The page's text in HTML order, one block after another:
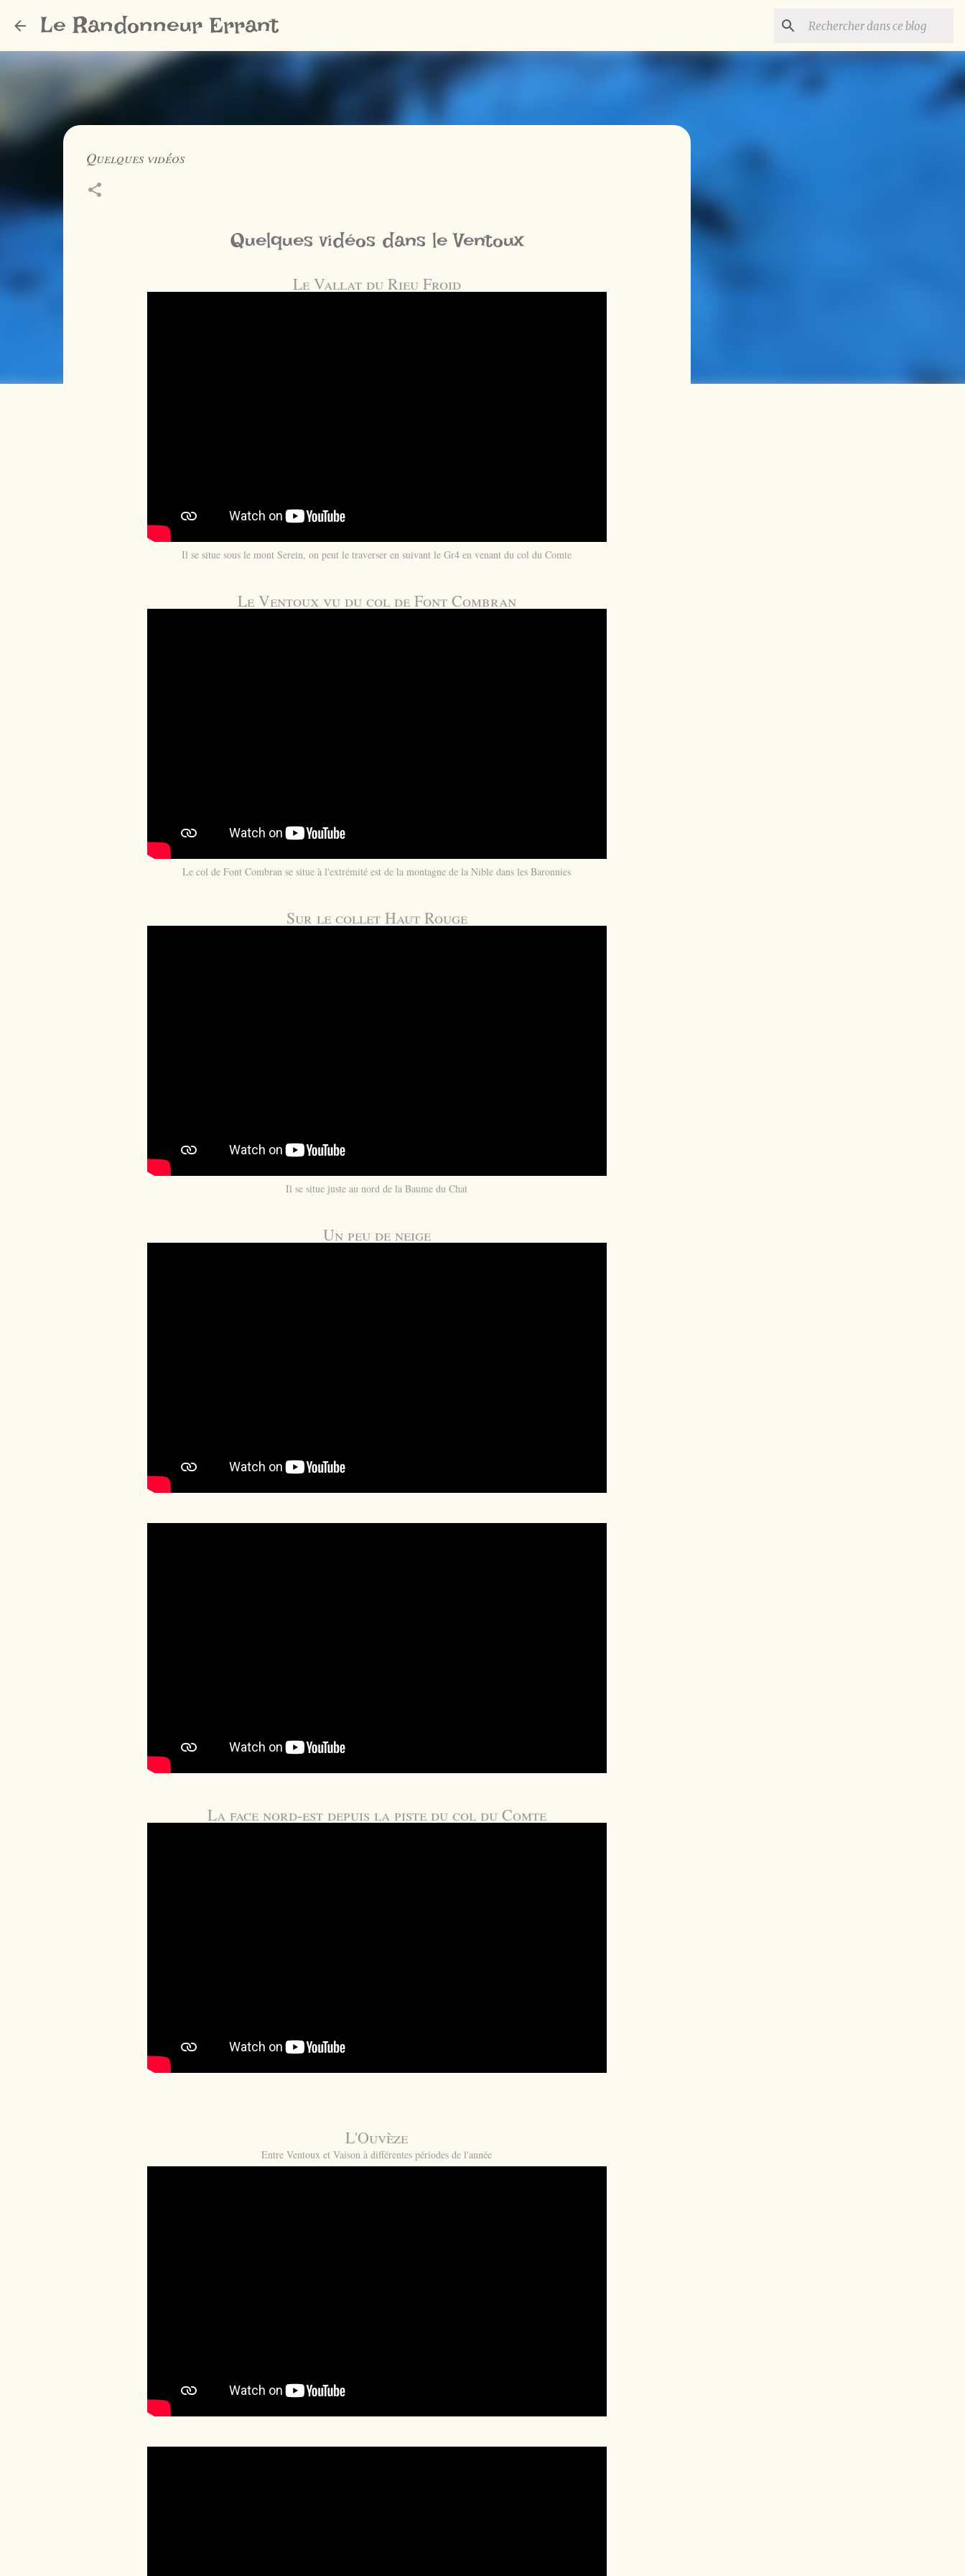
Le Randonneur Errant
Quelques vidéos
Quelques vidéos dans le Ventoux
Le Vallat du Rieu Froid
Il se situe sous le mont Serein, on peut le traverser en suivant le Gr4 en venant du col du Comte
Le Ventoux vu du col de Font Combran
Le col de Font Combran se situe à l'extrémité est de la montagne de la Nible dans les Baronnies
Sur le collet Haut Rouge
Il se situe juste au nord de la Baume du Chat
Un peu de neige
La face nord-est depuis la piste du col du Comte
L'Ouvèze
Entre Ventoux et Vaison à différentes périodes de l'année